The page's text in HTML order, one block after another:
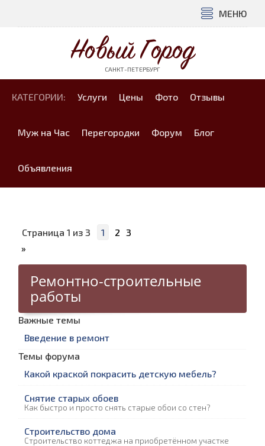
МЕНЮ
Новый Город
САНКТ-ПЕТЕРБУРГ
КАТЕГОРИИ: Услуги Цены Фото Отзывы
Муж на Час Перегородки Форум Блог
Объявления
Страница 1 из 3 1 2 3
»
Ремонтно-строительные
работы
Важные темы
Введение в ремонт
Темы форума
Какой краской покрасить детскую мебель?
Снятие старых обоев
Как быстро и просто снять старые обои со стен?
Строительство дома
Строительство коттеджа на приобретённом участке